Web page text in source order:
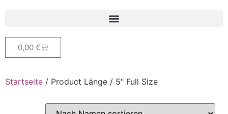
0,00 €
Startseite / Product Länge / 5" Full Size